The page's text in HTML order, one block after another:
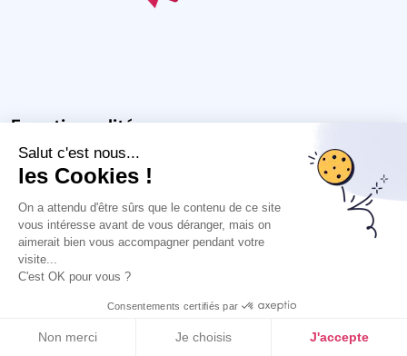
Salut c'est nous...
les Cookies !
On a attendu d'être sûrs que le contenu de ce site
vous intéresse avant de vous déranger, mais on
aimerait bien vous accompagner pendant votre
visite...
C'est OK pour vous ?
Consentements certifiés par
Non merci Je choisis J'accepte
Audit fiche Google
Auditez GRATUITEMENT votre fiche Google
J'obtiens mon audit !
Fonctionnalités
Collecte d’avisDiffusion des avis Réponses aux avis
Outil
avis client Solution de Presence Management
Outil
feedback clientAnalyse concurrentielleAPI CRM
Outil
analyse sémantiqueGestion fiche Google
Google Solution marketing local